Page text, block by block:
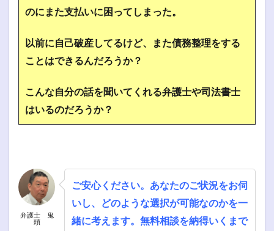
のにまた支払いに困ってしまった。
以前に自己破産してるけど、また債務整理をする
ことはできるんだろうか？
こんな自分の話を聞いてくれる弁護士や司法書士
はいるのだろうか？
弁護士 鬼
頭
ご安心ください。あなたのご状況をお伺
いし、どのような選択が可能なのかを一
緒に考えます。無料相談を納得いくまで